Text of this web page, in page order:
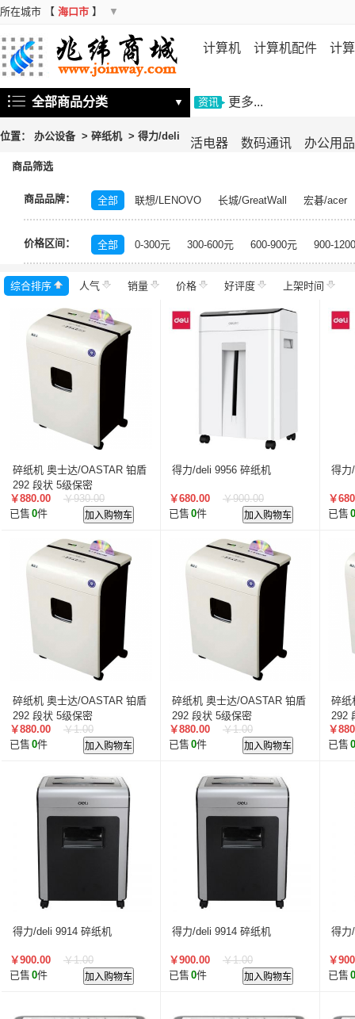
所在城市 【 海口市 】 ▼
计算机 计算机配件 计
机 存储设备
活电器 数码通讯 办公用品
全部商品分类 ▼ 资讯 更多...
位置： 办公设备> 碎纸机> 得力/deli
商品筛选
商品品牌： 全部 联想/LENOVO 长城/GreatWall
宏碁/acer
富士施乐/Fuji Xerox
华硕/ASUS 戴尔/DELL
三
飞利浦/PHILIPS
TCL 长虹/CHANGHONG
索尼
理光/RICOH
大华/dahua 奔图/PANTUM
金典/
齐心/Comix
科密/comet 希沃/seewo
中福/
东方中原/DONVIEW
山特/SANTAK
爱普生/
MAXHUB
碎乐/Ceiro 柯达/Kodak
日立/
捷宇/JOYUSING
皓丽/Horion 北峰/BFDX
叠云/Cloudecker
麦克赛尔/maxell
蓝胜卡顿/kadenlan
极米/XGIMI
惠科/HKC
高科光电/GKGD
索诺克/Sonnoc
迅英/Bulldex 艾博德/iBoard
歌派/GEPAD
立思辰/LANXUM 利盟/Lexmark
英士/inASK
LG 中矗/ZHONGCHU
顶尖/OVERTOP
富山/TOMAYA
爱维达/EVADA
中喆/cnzhongzhe
新中新/synjones
华高/HUAGOSCAN
建伍/KENWOOD
智腾/
艾博德
东方中原 ITC
实达/START
海天地/Soopen
上海易教
立象/ARGOX
汉光 美松达/MAXSOUND
普印力
中科可控/SuMa NEC
光阵/LiteArray
丰视/FeuVison 科大讯飞
奥兰德
博思得/POSTEK 华映/HWAING
航天
航天柏克 柏克 旭龙物联
中科
美松达/MAXOUND
小篆 麟云 艾特网能 科视
价格区间： 全部 0-300元 300-600元 600-900元 900-
综合排序 人气 销量 价格 好评度 上架时间
碎纸机 奥士达/OASTAR 铂盾
292 段状 5级保密
￥880.00
￥930.00
已售 0件 加入购物车
得力/deli 9956 碎纸机
￥680.00
￥900.00
已售 0件 加入购物车
得力
￥
已售 0
碎纸机 奥士达/OASTAR 铂盾
292 段状 5级保密
￥880.00
￥1.00
已售 0件 加入购物车
碎纸机 奥士达/OASTAR 铂盾
292 段状 5级保密
￥880.00
￥1.00
已售 0件 加入购物车
碎纸
292
￥
已售 0
得力/deli 9914 碎纸机
￥900.00
￥1.00
已售 0件 加入购物车
得力/deli 9914 碎纸机
￥900.00
￥1.00
已售 0件 加入购物车
得力
￥
已售 0